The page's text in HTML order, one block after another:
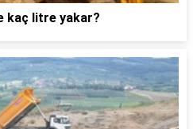
kaç litre yakar?